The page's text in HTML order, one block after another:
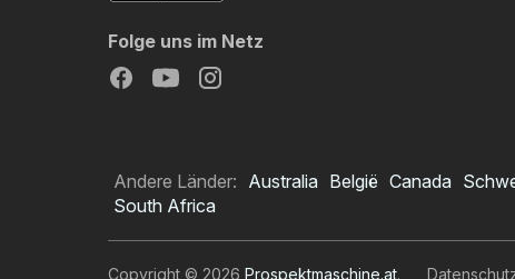
Folge uns im Netz
Andere Länder: Australia België Canada
South Africa
Copyright © 2026 Prospektmaschine.at.